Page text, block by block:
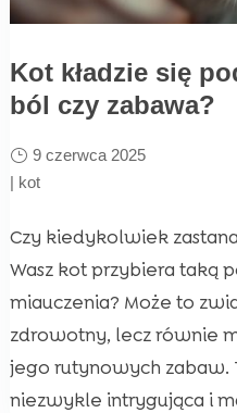
Kot kładzie się
ból czy zabawa?
9 czerwca 2025
| kot
Czy kiedykolwiek
Wasz kot przybiera taką
miauczenia? Może to
zdrowotny, lecz równie
jego rutynowych zabaw.
niezwykle intrygująca i